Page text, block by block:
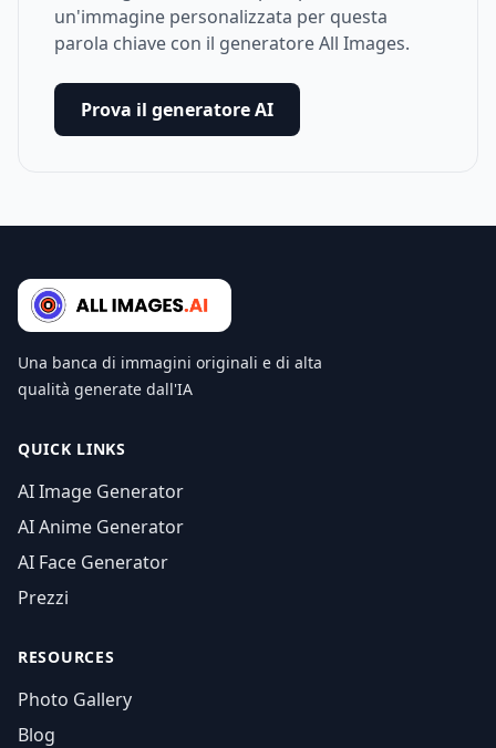
un'immagine personalizzata per questa
parola chiave con il generatore All Images.
Prova il generatore AI
Una banca di immagini originali e di alta
qualità generate dall'IA
QUICK LINKS
AI Image Generator
AI Anime Generator
AI Face Generator
Prezzi
RESOURCES
Photo Gallery
Blog